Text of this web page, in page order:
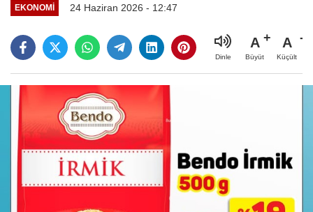
EKONOMI 24 Haziran 2026 - 12:47
Dinle
A
Büyüt
A
Küçült